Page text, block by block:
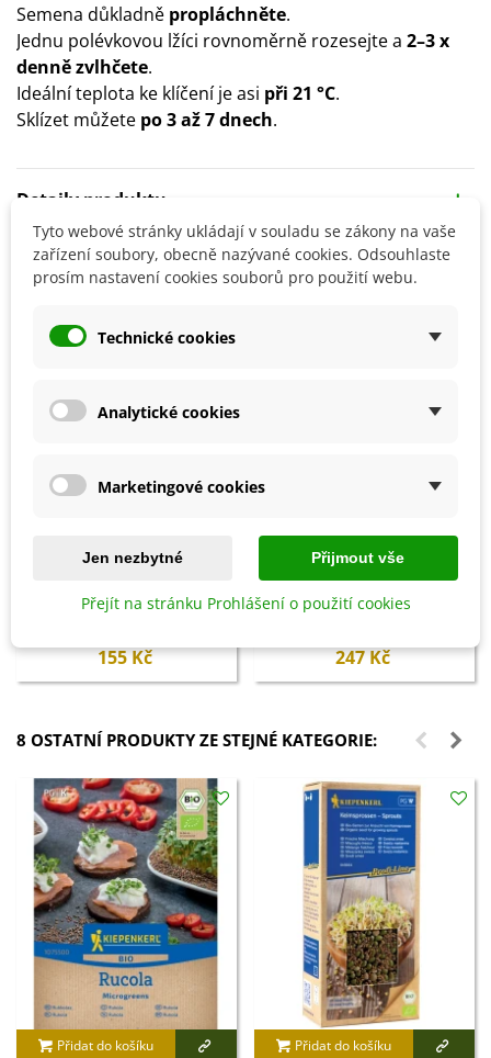
Semena důkladně propláchněte.
Jednu polévkovou lžíci rovnoměrně rozesejte a 2–3 x
denně zvlhčete.
Ideální teplota ke klíčení je asi při 21 °C.
Sklízet můžete po 3 až 7 dnech.
Detaily produktu
SOUVISEJÍCÍ PRODUKTY
Přidat do košíku
Psyllium BIO - prášek - BIO
155 Kč
Přidat do košíku
Dřevěná dárková krabička - 1 ks
247 Kč
8 OSTATNÍ PRODUKTY ZE STEJNÉ KATEGORIE:
Přidat do košíku Přidat do košíku
Tyto webové stránky ukládají v souladu se zákony na vaše
zařízení soubory, obecně nazývané cookies. Odsouhlaste
prosím nastavení cookies souborů pro použití webu.
Technické cookies
Analytické cookies
Marketingové cookies
Jen nezbytné Přijmout vše
Přejít na stránku Prohlášení o použití cookies